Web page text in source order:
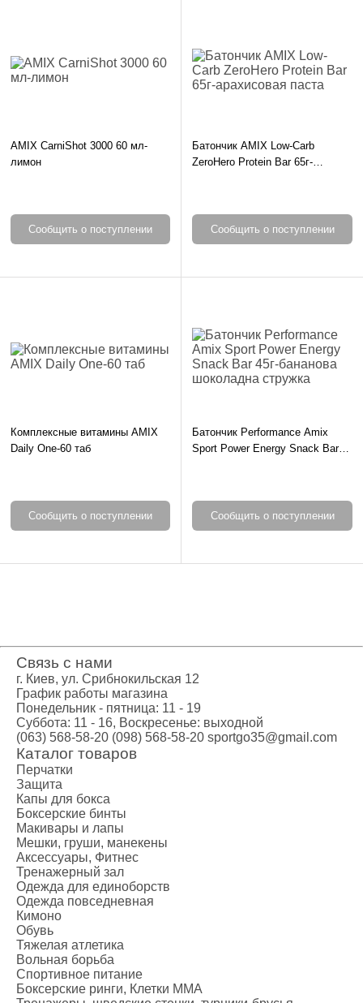
AMIX CarniShot 3000 60 мл-
лимон
Сообщить о поступлении
Батончик AMIX Low-Carb
ZeroHero Protein Bar 65г-
Сообщить о поступлении
Комплексные витамины AMIX
Daily One-60 таб
Сообщить о поступлении
Батончик Performance Amix
Sport Power Energy Snack Bar
Сообщить о поступлении
Связь с нами
г. Киев, ул. Срибнокильская 12
График работы магазина
Понедельник - пятница: 11 - 19
Суббота: 11 - 16, Воскресенье: выходной
(063) 568-58-20 (098) 568-58-20 sportgo35@gmail.com
Каталог товаров
Перчатки
Защита
Капы для бокса
Боксерские бинты
Макивары и лапы
Мешки, груши, манекены
Аксессуары, Фитнес
Тренажерный зал
Одежда для единоборств
Одежда повседневная
Кимоно
Обувь
Тяжелая атлетика
Вольная борьба
Спортивное питание
Боксерские ринги, Клетки ММА